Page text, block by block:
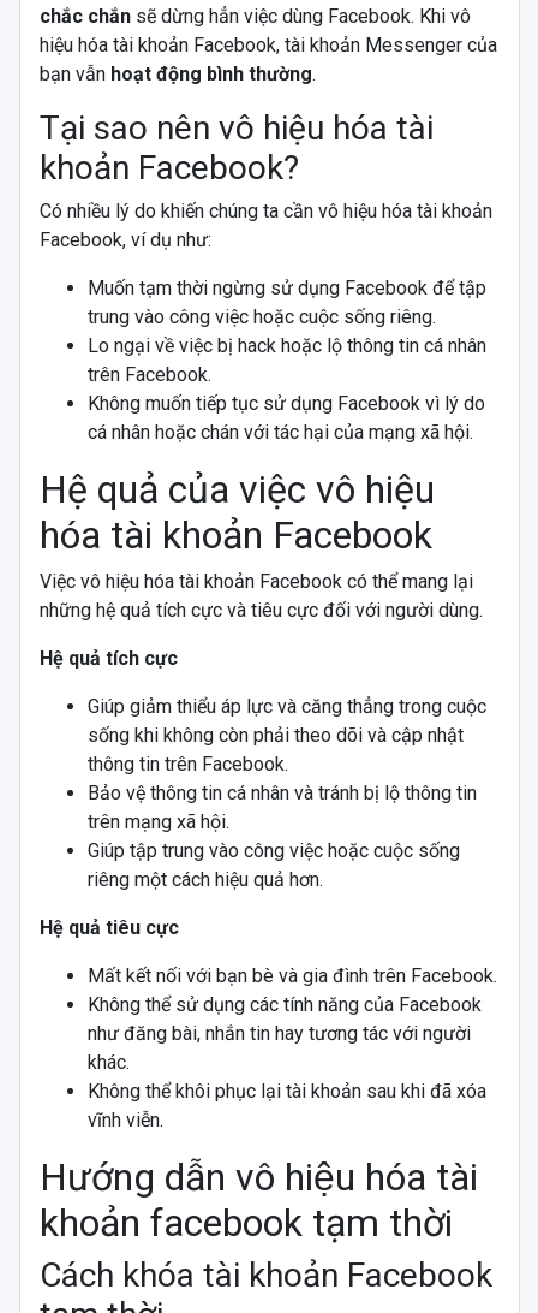
chắc chắnsẽ dừng hẳn việc dùng Facebook. Khi vô
hiệu hóa tài khoản Facebook, tài khoản Messenger của
bạn vẫn hoạt động bình thường.
Tại sao nên vô hiệu hóa tài
khoản Facebook?
Có nhiều lý do khiến chúng ta cần vô hiệu hóa tài khoản
Facebook, ví dụ như:
Muốn tạm thời ngừng sử dụng Facebook để tập
trung vào công việc hoặc cuộc sống riêng.
Lo ngại về việc bị hack hoặc lộ thông tin cá nhân
trên Facebook.
Không muốn tiếp tục sử dụng Facebook vì lý do
cá nhân hoặc chán với tác hại của mạng xã hội.
Hệ quả của việc vô hiệu
hóa tài khoản Facebook
Việc vô hiệu hóa tài khoản Facebook có thể mang lại
những hệ quả tích cực và tiêu cực đối với người dùng.
Hệ quả tích cực
Giúp giảm thiểu áp lực và căng thẳng trong cuộc
sống khi không còn phải theo dõi và cập nhật
thông tin trên Facebook.
Bảo vệ thông tin cá nhân và tránh bị lộ thông tin
trên mạng xã hội.
Giúp tập trung vào công việc hoặc cuộc sống
riêng một cách hiệu quả hơn.
Hệ quả tiêu cực
Mất kết nối với bạn bè và gia đình trên Facebook.
Không thể sử dụng các tính năng của Facebook
như đăng bài, nhắn tin hay tương tác với người
khác.
Không thể khôi phục lại tài khoản sau khi đã xóa
vĩnh viễn.
Hướng dẫn vô hiệu hóa tài
khoản facebook tạm thời
Cách khóa tài khoản Facebook